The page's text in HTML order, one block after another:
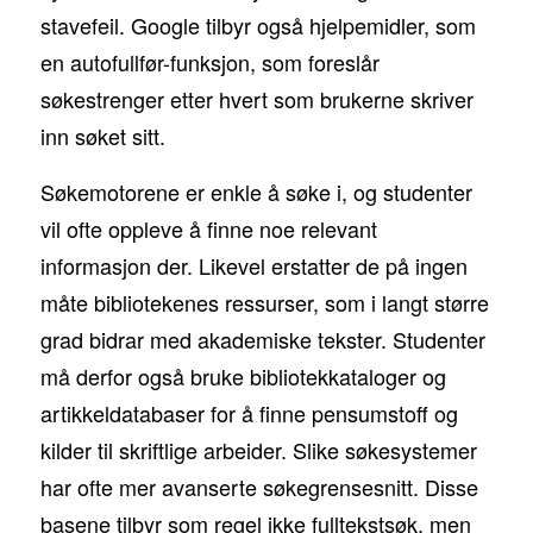
stavefeil. Google tilbyr også hjelpemidler, som
en autofullfør-funksjon, som foreslår
søkestrenger etter hvert som brukerne skriver
inn søket sitt.
Søkemotorene er enkle å søke i, og studenter
vil ofte oppleve å finne noe relevant
informasjon der. Likevel erstatter de på ingen
måte bibliotekenes ressurser, som i langt større
grad bidrar med akademiske tekster. Studenter
må derfor også bruke bibliotekkataloger og
artikkeldatabaser for å finne pensumstoff og
kilder til skriftlige arbeider. Slike søkesystemer
har ofte mer avanserte søkegrensesnitt. Disse
basene tilbyr som regel ikke fulltekstsøk, men